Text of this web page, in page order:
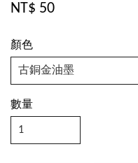
NT$ 50
顏色
數量